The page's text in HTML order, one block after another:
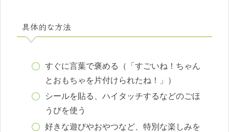
具体的な方法
すぐに言葉で褒める（「すごいね！ちゃん
とおもちゃを片付けられたね！」）
シールを貼る、ハイタッチするなどのごほ
うびを使う
好きな遊びやおやつなど、特別な楽しみを